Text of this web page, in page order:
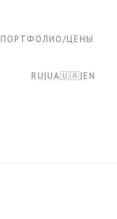
ПОРТФОЛИО/ЦЕНЫ
RU|UA🇺🇦|EN